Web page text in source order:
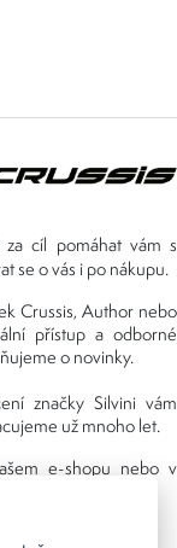
cíl pomáhat vám s
se o vás i po nákupu.
Crussis, Author nebo
přístup a odborné
o novinky.
značky Silvini vám
už mnoho let.
e-shopu nebo v
URAN.